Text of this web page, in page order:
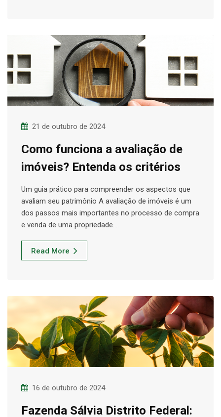
21 de outubro de 2024
Como funciona a avaliação de
imóveis? Entenda os critérios
Um guia prático para compreender os aspectos que
avaliam seu patrimônio A avaliação de imóveis é um
dos passos mais importantes no processo de compra
e venda de uma propriedade.…
Read More
16 de outubro de 2024
Fazenda Sálvia Distrito Federal: